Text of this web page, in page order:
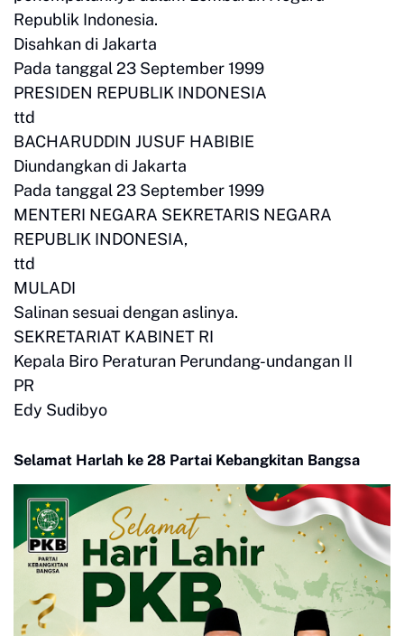
Republik Indonesia.
Disahkan di Jakarta
Pada tanggal 23 September 1999
PRESIDEN REPUBLIK INDONESIA
ttd
BACHARUDDIN JUSUF HABIBIE
Diundangkan di Jakarta
Pada tanggal 23 September 1999
MENTERI NEGARA SEKRETARIS NEGARA
REPUBLIK INDONESIA,
ttd
MULADI
Salinan sesuai dengan aslinya.
SEKRETARIAT KABINET RI
Kepala Biro Peraturan Perundang-undangan II
PR
Edy Sudibyo
Selamat Harlah ke 28 Partai Kebangkitan Bangsa